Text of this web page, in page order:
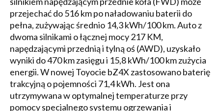
przejechać do 516 km po naładowaniu baterii do
pełna, zużywając średnio 14,3 kWh/100 km. Auto z
dwoma silnikami o łącznej mocy 217 KM,
napędzającymi przednią i tylną oś (AWD), uzyskało
wyniki do 470 km zasięgu i 15,8 kWh/100 km zużycia
energii. W nowej Toyocie bZ4X zastosowano baterię
trakcyjną o pojemności 71,4 kWh. Jest ona
utrzymywana w optymalnej temperaturze przy
pomocy specjalnego systemu ogrzewania i